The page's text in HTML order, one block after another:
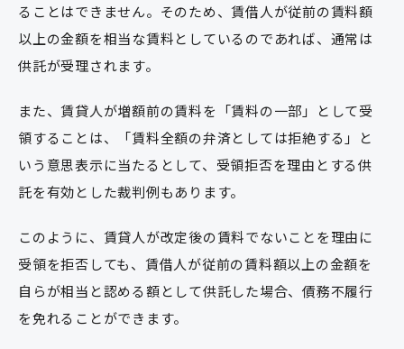
ることはできません。そのため、賃借人が従前の賃料額
以上の金額を相当な賃料としているのであれば、通常は
供託が受理されます。
また、賃貸人が増額前の賃料を「賃料の一部」として受
領することは、「賃料全額の弁済としては拒絶する」と
いう意思表示に当たるとして、受領拒否を理由とする供
託を有効とした裁判例もあります。
このように、賃貸人が改定後の賃料でないことを理由に
受領を拒否しても、賃借人が従前の賃料額以上の金額を
自らが相当と認める額として供託した場合、債務不履行
を免れることができます。